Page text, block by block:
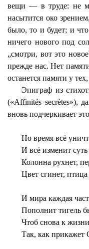
вещи — в труде: не
насытится око
было, то и будет; и
ничего нового под
„смотри, вот это
прежде нас. Нет
останется памяти у
Эпиграф из
(«Affinités secrètes»),
вновь подчеркивает
Но время всё
И всё изменит
Колонна рухнет,
Цвет сгинет, птица
И мира каждая
Пополнит тигель
Чтоб снова к
Так, как прикажет